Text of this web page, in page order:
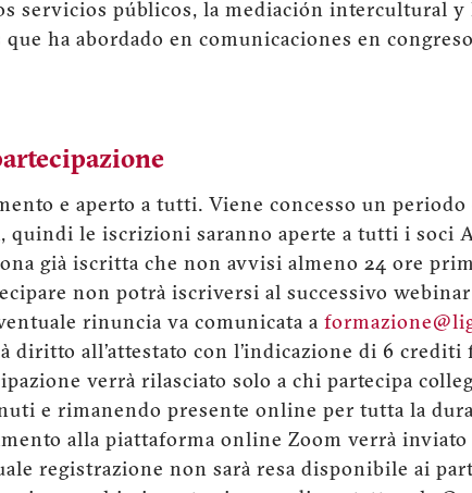
servicios públicos, la mediación intercultural y
ha abordado en comunicaciones en
e aperto a tutti. Viene concesso un
quindi le iscrizioni saranno aperte a tutti i soci
già iscritta che non avvisi almeno 24 ore
non potrà iscriversi al successivo
rinuncia va comunicata a
diritto all’attestato con l’indicazione di 6
verrà rilasciato solo a chi partecipa
e rimanendo presente online per tutta la
alla piattaforma online Zoom verrà
registrazione non sarà resa disponibile ai